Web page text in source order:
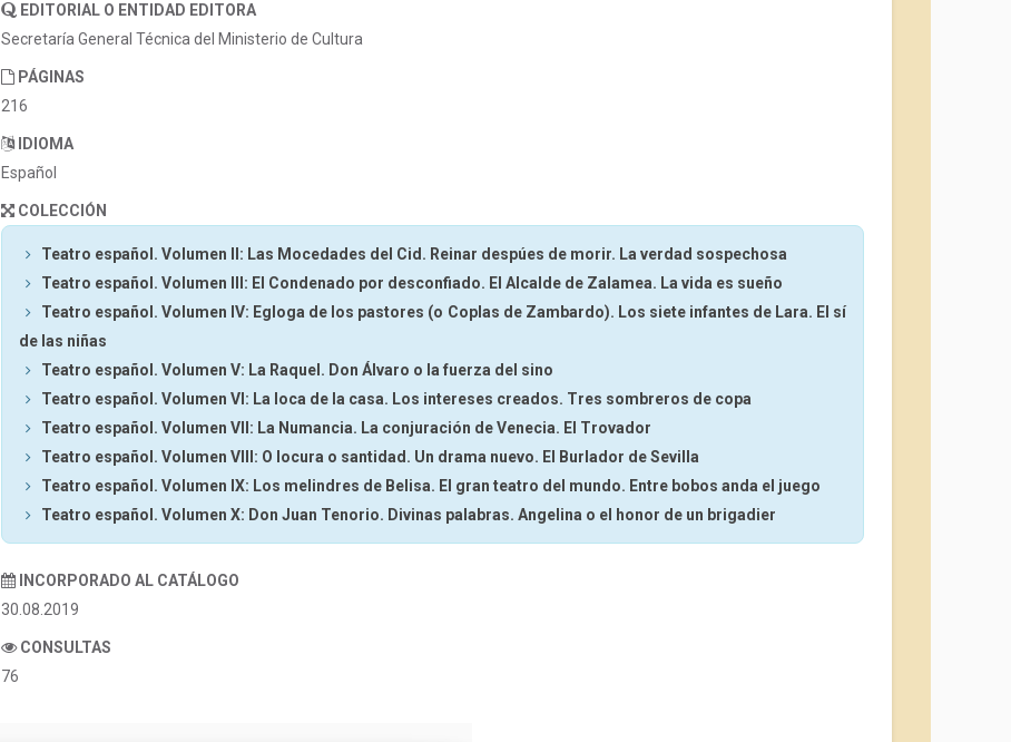
EDITORIAL O ENTIDAD EDITORA
Secretaría General Técnica del Ministerio de Cultura
PÁGINAS
216
IDIOMA
Español
COLECCIÓN
Teatro español. Volumen II: Las Mocedades del Cid. Reinar despúes de morir. La verdad sospechosa
Teatro español. Volumen III: El Condenado por desconfiado. El Alcalde de Zalamea. La vida es sueño
Teatro español. Volumen IV: Egloga de los pastores (o Coplas de Zambardo). Los siete infantes de Lara. El sí
de las niñas
Teatro español. Volumen V: La Raquel. Don Álvaro o la fuerza del sino
Teatro español. Volumen VI: La loca de la casa. Los intereses creados. Tres sombreros de copa
Teatro español. Volumen VII: La Numancia. La conjuración de Venecia. El Trovador
Teatro español. Volumen VIII: O locura o santidad. Un drama nuevo. El Burlador de Sevilla
Teatro español. Volumen IX: Los melindres de Belisa. El gran teatro del mundo. Entre bobos anda el juego
Teatro español. Volumen X: Don Juan Tenorio. Divinas palabras. Angelina o el honor de un brigadier
INCORPORADO AL CATÁLOGO
30.08.2019
CONSULTAS
76